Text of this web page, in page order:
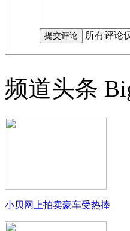
所有评论
频道头条
小贝网上拍卖豪车受热捧